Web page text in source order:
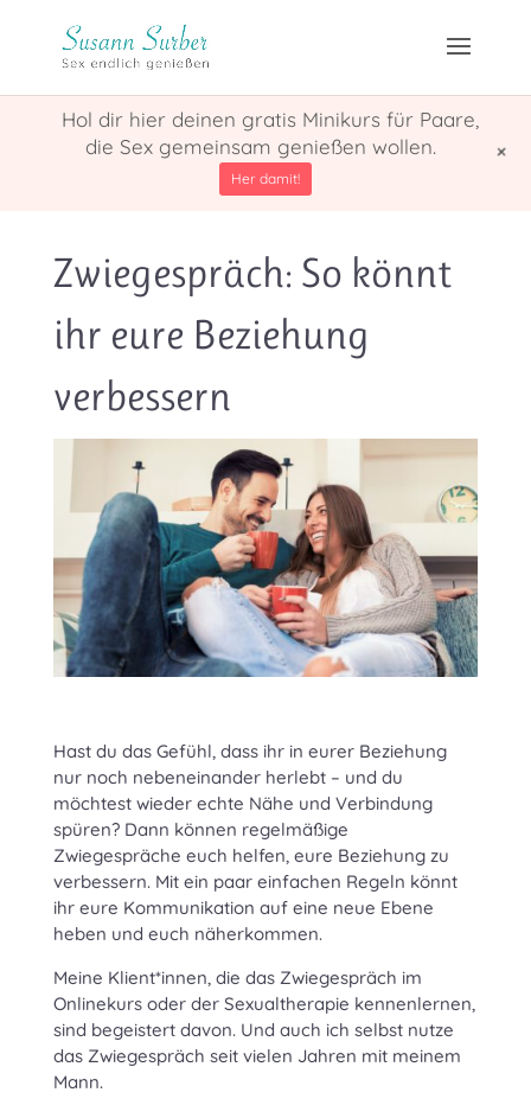
Zwiegespräch: So könnt
ihr eure Beziehung
verbessern
Hast du das Gefühl, dass ihr in eurer Beziehung
nur noch nebeneinander herlebt – und du
möchtest wieder echte Nähe und Verbindung
spüren? Dann können regelmäßige
Zwiegespräche euch helfen, eure Beziehung zu
verbessern. Mit ein paar einfachen Regeln könnt
ihr eure Kommunikation auf eine neue Ebene
heben und euch näherkommen.
Meine Klient*innen, die das Zwiegespräch im
Onlinekurs oder der Sexualtherapie kennenlernen,
sind begeistert davon. Und auch ich selbst nutze
das Zwiegespräch seit vielen Jahren mit meinem
Mann.
Hol dir hier deinen gratis Minikurs für Paare,
die Sex gemeinsam genießen wollen.
Her damit!
+